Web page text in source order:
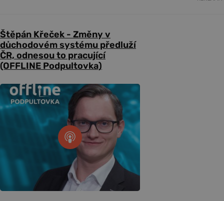
Štěpán Křeček - Změny v
důchodovém systému předluží
ČR, odnesou to pracující
(OFFLINE Podpultovka)